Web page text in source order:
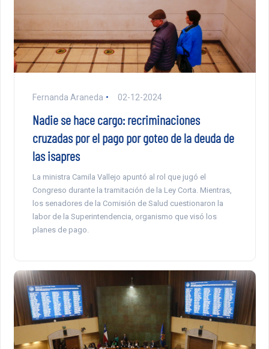
Fernanda Araneda 02-12-2024
Nadie se hace cargo: recriminaciones
cruzadas por el pago por goteo de la deuda de
las isapres
La ministra Camila Vallejo apuntó al rol que jugó el
Congreso durante la tramitación de la Ley Corta. Mientras,
los senadores de la Comisión de Salud cuestionaron la
labor de la Superintendencia, organismo que visó los
planes de pago.